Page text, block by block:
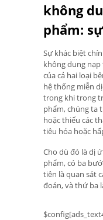
không
phẩm:
Sự khác biệt
không dung
của cả hai loại
hệ thống miễn
trong khi trong
phẩm, chúng ta
hoặc thiếu các
tiêu hóa hoặc
Cho dù đó là dị
phẩm, có ba
tiên là quan sát
đoán, và thứ ba